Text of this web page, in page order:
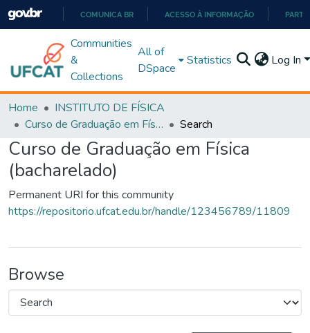
PARA
O
COMUNICA BR ACESSO À INFORMAÇÃO
Communities
&
Collections
All of
DSpace
Statistics Log In
Home
INSTITUTO DE FÍSICA
Curso de Graduação em Física (bacharelado)
Search
Curso de Graduação em Física
(bacharelado)
Permanent URI for this community
https://repositorio.ufcat.edu.br/handle/123456789/11809
Browse